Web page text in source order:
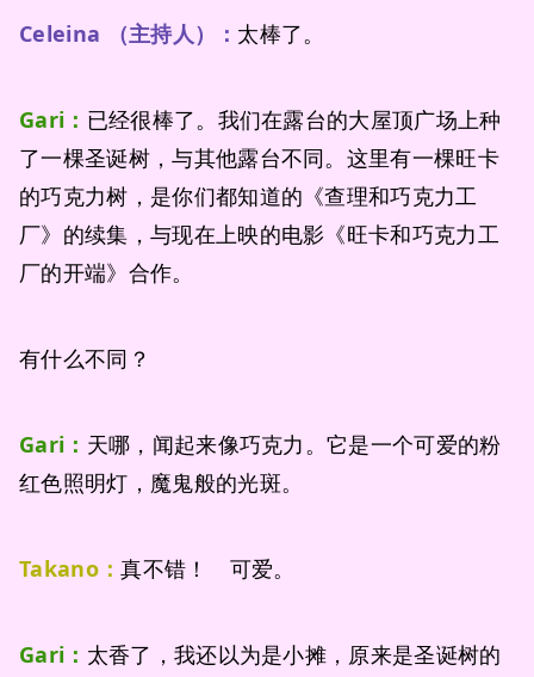
Celeina （主持人）： 太棒了。
Gari： 已经很棒了。我们在露台的大屋顶广场上种
了一棵圣诞树，与其他露台不同。这里有一棵旺卡
的巧克力树，是你们都知道的《查理和巧克力工
厂》的续集，与现在上映的电影《旺卡和巧克力工
厂的开端》合作。
有什么不同？
Gari： 天哪，闻起来像巧克力。它是一个可爱的粉
红色照明灯，魔鬼般的光斑。
Takano：真不错！ 可爱。
Gari： 太香了，我还以为是小摊，原来是圣诞树的